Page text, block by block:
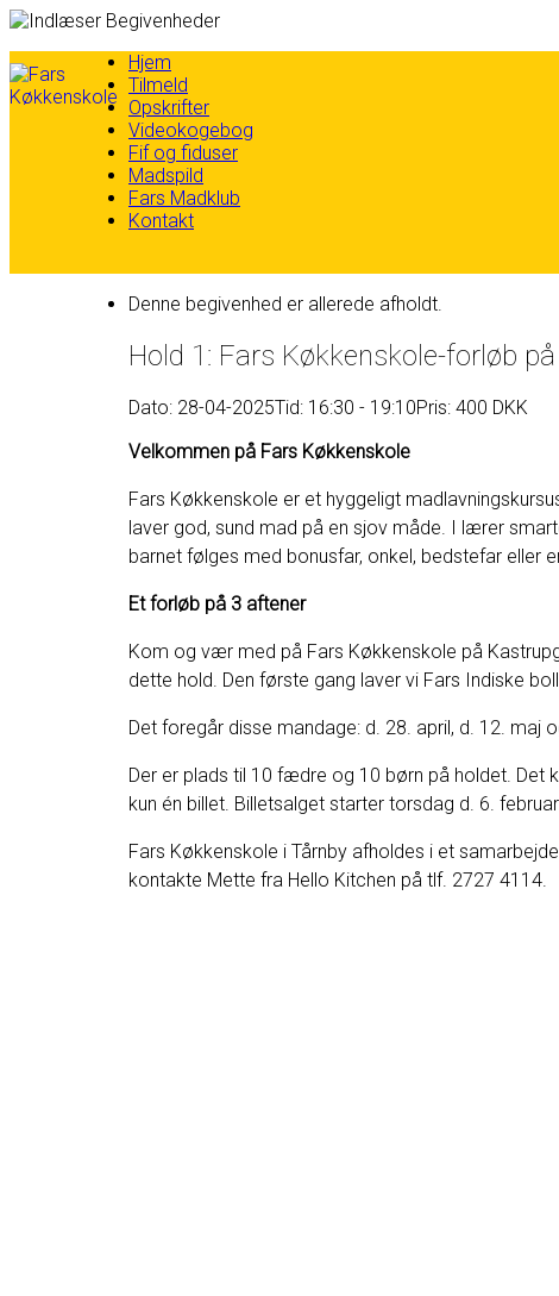
Skip
to
content
Hjem
Tilmeld
Opskrifter
Videokogebog
Fif og fiduser
Madspild
Fars Madklub
Kontakt
Denne begivenhed er allerede afholdt.
Hold 1: Fars Køkkenskole-forløb
Dato: 28-04-2025Tid: 16:30 - 19:10Pris: 400 DKK
Velkommen på Fars Køkkenskole
Fars Køkkenskole er et hyggeligt
laver god, sund mad på en sjov måde. I lærer
barnet følges med bonusfar, onkel, bedstefar eller
Et forløb på 3 aftener
Kom og vær med på Fars Køkkenskole på
dette hold. Den første gang laver vi Fars Indiske
Det foregår disse mandage: d. 28. april, d. 12. maj
Der er plads til 10 fædre og 10 børn på holdet.
kun én billet. Billetsalget starter torsdag d. 6.
Fars Køkkenskole i Tårnby afholdes i et
kontakte Mette fra Hello Kitchen på tlf. 2727 4114.